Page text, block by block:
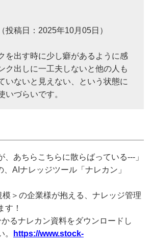
投稿日：2025年10月05日）
を出す時に少し癖があるように感
ク出しに一工夫しないと他の人も
いないと見えない、という状態に
いづらいです。
、あちらこちらに散らばっている---」
、AIナレッジツール「ナレカン」
模＞の企業様が抱える、ナレッジ管理
す！
るナレカン資料をダウンロードし
https://www.stock-